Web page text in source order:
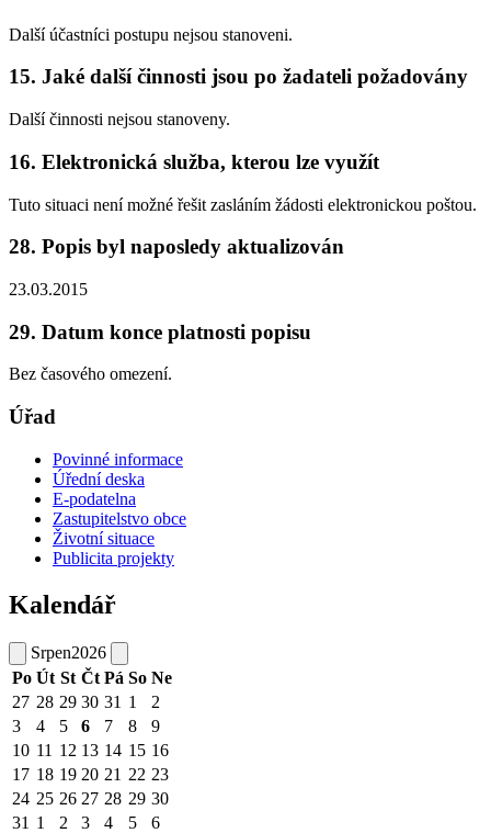
Další účastníci postupu nejsou stanoveni.
15. Jaké další činnosti jsou po žadateli požadovány
Další činnosti nejsou stanoveny.
16. Elektronická služba, kterou lze využít
Tuto situaci není možné řešit zasláním žádosti elektronickou poštou.
28. Popis byl naposledy aktualizován
23.03.2015
29. Datum konce platnosti popisu
Bez časového omezení.
Úřad
Povinné informace
Úřední deska
E-podatelna
Zastupitelstvo obce
Životní situace
Publicita projekty
Kalendář
Srpen2026
Po Út St Čt Pá So Ne
27 28 29 30 31 1
2
3
4 5 6 7 8
9
10 11 12 13 14 15 16
17 18 19 20 21 22 23
24 25 26 27 28 29 30
31 1 2 3 4 5 6